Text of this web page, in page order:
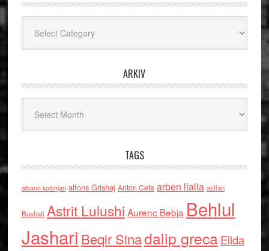
ARKIV
TAGS
albano kolonjari alfons Grishaj Anton Cefa arben llalla asllan
Bushati Astrit Lulushi Aurenc Bebja Behlul
Jashari Beqir Sinadalip grecaElida